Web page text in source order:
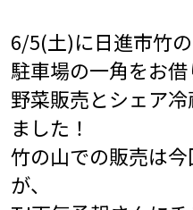
6/5(土)に日進市竹
駐車場の一角をお借
野菜販売とシェア
ました！
竹の山での販売は
が、